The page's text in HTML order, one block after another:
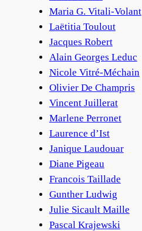
Maria G. Vitali-Volant
Laëtitia Toulout
Jacques Robert
Alain Georges Leduc
Nicole Vitré-Méchain
Olivier De Champris
Vincent Juillerat
Marlene Perronet
Laurence d’Ist
Janique Laudouar
Diane Pigeau
Francois Taillade
Gunther Ludwig
Julie Sicault Maille
Pascal Krajewski